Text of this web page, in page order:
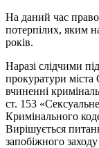
На даний час
потерпілих, яким
років.
Наразі слідчими
прокуратури
вчиненні
ст. 153
Кримінального
Вирішується
запобіжного